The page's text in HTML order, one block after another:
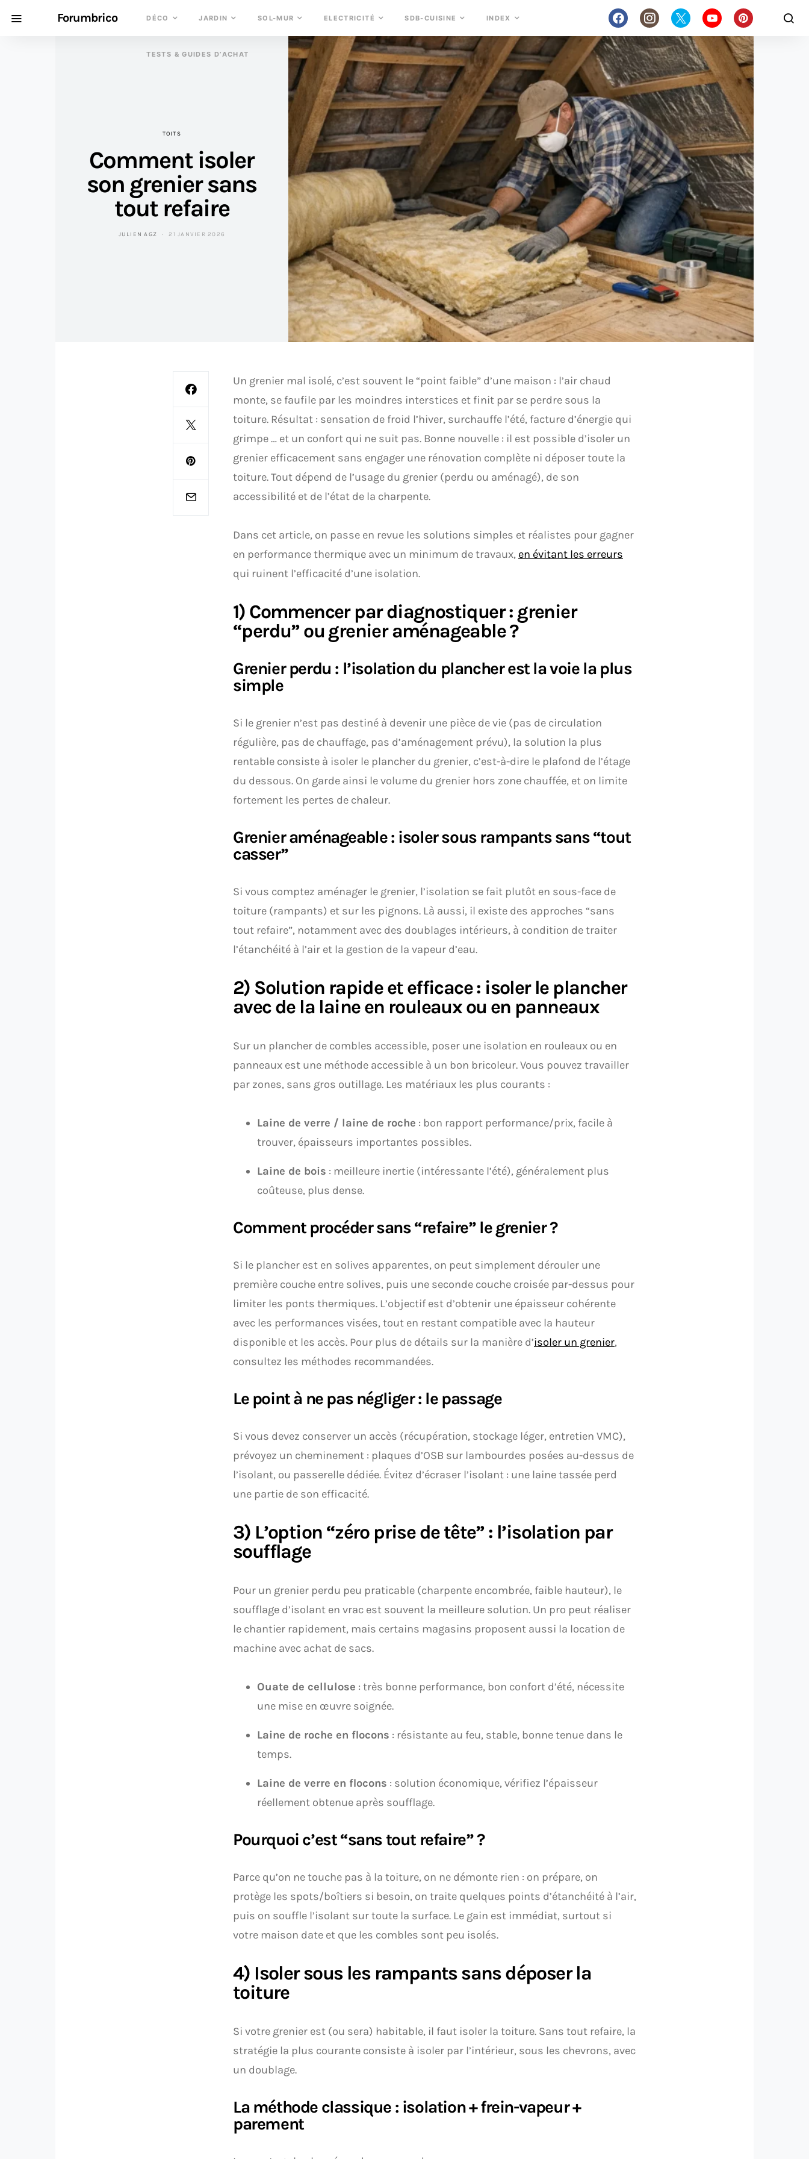
Forumbrico DÉCO JARDIN SOL-MUR ELECTRICITÉ SDB-CUISINE INDEX
TESTS & GUIDES D’ACHAT
TOITS
Comment isoler
son grenier sans
tout refaire
JULIEN AGZ 21 JANVIER 2026
Un grenier mal isolé, c’est souvent le “point faible” d’une maison : l’air chaud
monte, se faufile par les moindres interstices et finit par se perdre sous la
toiture. Résultat : sensation de froid l’hiver, surchauffe l’été, facture d’énergie qui
grimpe … et un confort qui ne suit pas. Bonne nouvelle : il est possible d’isoler un
grenier efficacement sans engager une rénovation complète ni déposer toute la
toiture. Tout dépend de l’usage du grenier (perdu ou aménagé), de son
accessibilité et de l’état de la charpente.
Dans cet article, on passe en revue les solutions simples et réalistes pour gagner
en performance thermique avec un minimum de travaux, en évitant les erreurs
qui ruinent l’efficacité d’une isolation.
1) Commencer par diagnostiquer : grenier
“perdu” ou grenier aménageable ?
Grenier perdu : l’isolation du plancher est la voie la plus
simple
Si le grenier n’est pas destiné à devenir une pièce de vie (pas de circulation
régulière, pas de chauffage, pas d’aménagement prévu), la solution la plus
rentable consiste à isoler le plancher du grenier, c’est-à-dire le plafond de l’étage
du dessous. On garde ainsi le volume du grenier hors zone chauffée, et on limite
fortement les pertes de chaleur.
Grenier aménageable : isoler sous rampants sans “tout
casser”
Si vous comptez aménager le grenier, l’isolation se fait plutôt en sous-face de
toiture (rampants) et sur les pignons. Là aussi, il existe des approches “sans
tout refaire”, notamment avec des doublages intérieurs, à condition de traiter
l’étanchéité à l’air et la gestion de la vapeur d’eau.
2) Solution rapide et efficace : isoler le plancher
avec de la laine en rouleaux ou en panneaux
Sur un plancher de combles accessible, poser une isolation en rouleaux ou en
panneaux est une méthode accessible à un bon bricoleur. Vous pouvez travailler
par zones, sans gros outillage. Les matériaux les plus courants :
Laine de verre / laine de roche : bon rapport performance/prix, facile à
trouver, épaisseurs importantes possibles.
Laine de bois : meilleure inertie (intéressante l’été), généralement plus
coûteuse, plus dense.
Comment procéder sans “refaire” le grenier ?
Si le plancher est en solives apparentes, on peut simplement dérouler une
première couche entre solives, puis une seconde couche croisée par-dessus pour
limiter les ponts thermiques. L’objectif est d’obtenir une épaisseur cohérente
avec les performances visées, tout en restant compatible avec la hauteur
disponible et les accès. Pour plus de détails sur la manière d’isoler un grenier,
consultez les méthodes recommandées.
Le point à ne pas négliger : le passage
Si vous devez conserver un accès (récupération, stockage léger, entretien VMC),
prévoyez un cheminement : plaques d’OSB sur lambourdes posées au-dessus de
l’isolant, ou passerelle dédiée. Évitez d’écraser l’isolant : une laine tassée perd
une partie de son efficacité.
3) L’option “zéro prise de tête” : l’isolation par
soufflage
Pour un grenier perdu peu praticable (charpente encombrée, faible hauteur), le
soufflage d’isolant en vrac est souvent la meilleure solution. Un pro peut réaliser
le chantier rapidement, mais certains magasins proposent aussi la location de
machine avec achat de sacs.
Ouate de cellulose : très bonne performance, bon confort d’été, nécessite
une mise en œuvre soignée.
Laine de roche en flocons : résistante au feu, stable, bonne tenue dans le
temps.
Laine de verre en flocons : solution économique, vérifiez l’épaisseur
réellement obtenue après soufflage.
Pourquoi c’est “sans tout refaire” ?
Parce qu’on ne touche pas à la toiture, on ne démonte rien : on prépare, on
protège les spots/boîtiers si besoin, on traite quelques points d’étanchéité à l’air,
puis on souffle l’isolant sur toute la surface. Le gain est immédiat, surtout si
votre maison date et que les combles sont peu isolés.
4) Isoler sous les rampants sans déposer la
toiture
Si votre grenier est (ou sera) habitable, il faut isoler la toiture. Sans tout refaire, la
stratégie la plus courante consiste à isoler par l’intérieur, sous les chevrons, avec
un doublage.
La méthode classique : isolation + frein-vapeur +
parement